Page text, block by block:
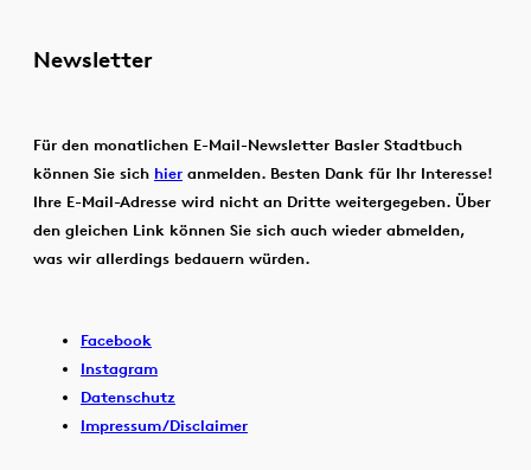
Newsletter
Für den monatlichen E-Mail-Newsletter Basler Stadtbuch
können Sie sich hier anmelden. Besten Dank für Ihr Interesse!
Ihre E-Mail-Adresse wird nicht an Dritte weitergegeben. Über
den gleichen Link können Sie sich auch wieder abmelden,
was wir allerdings bedauern würden.
Facebook
Instagram
Datenschutz
Impressum/Disclaimer